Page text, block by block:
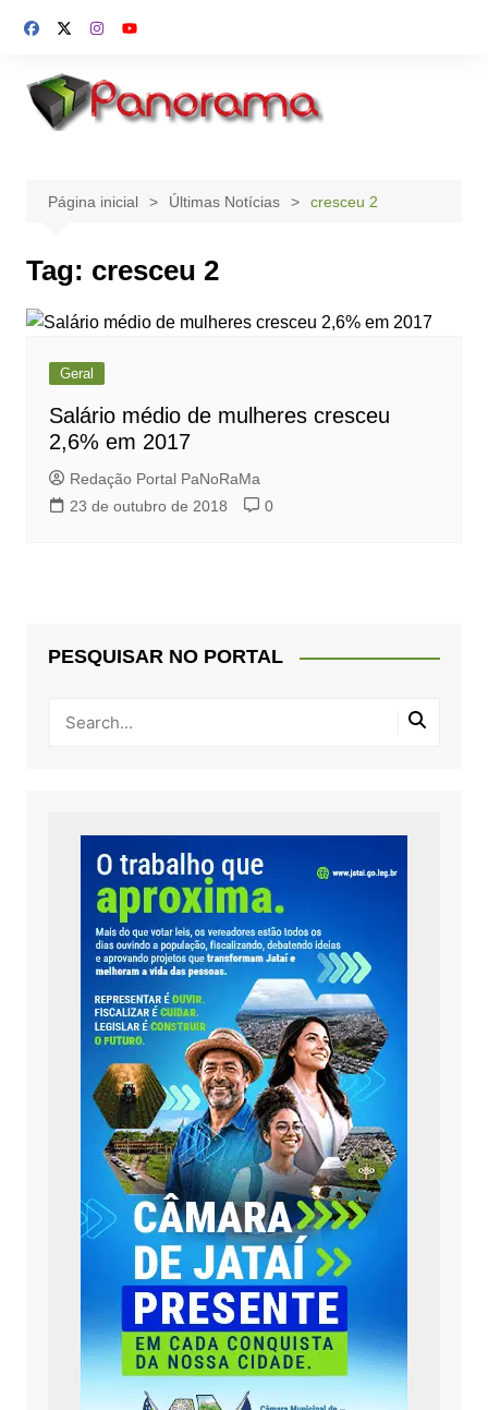
para
conteúdo
Página inicial Últimas Notícias cresceu 2
Tag: cresceu 2
Geral
Salário médio de mulheres cresceu
2,6% em 2017
Redação Portal PaNoRaMa
23 de outubro de 2018
0
PESQUISAR NO PORTAL